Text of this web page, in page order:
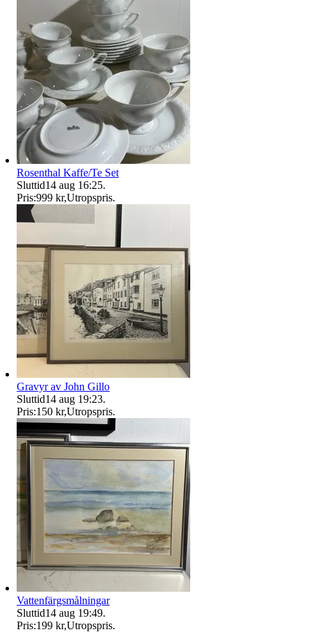
Rosenthal Kaffe/Te Set
Sluttid14 aug 16:25.
Pris:999 kr,Utropspris.
Gravyr av John Gillo
Sluttid14 aug 19:23.
Pris:150 kr,Utropspris.
Vattenfärgsmålningar
Sluttid14 aug 19:49.
Pris:199 kr,Utropspris.